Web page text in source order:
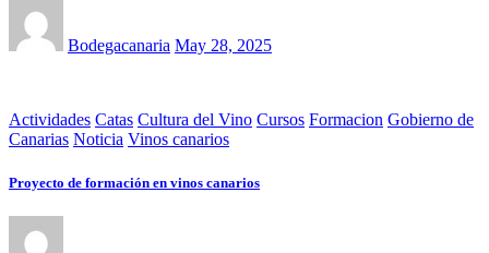
Bodegacanaria May 28, 2025
Actividades Catas Cultura del Vino Cursos Formacion Gobierno de
Canarias Noticia Vinos canarios
Proyecto de formación en vinos canarios